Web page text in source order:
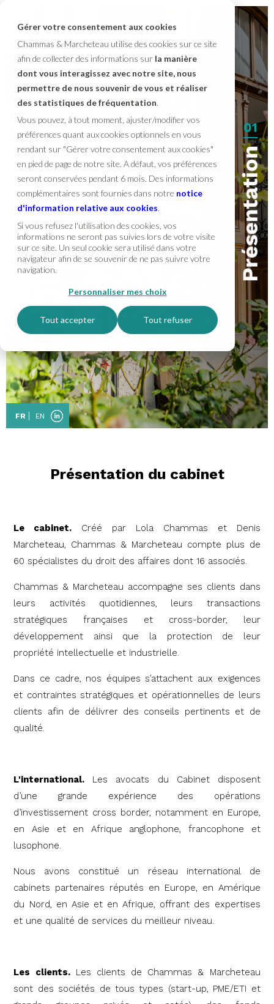
Gérer votre consentement aux cookies
Chammas & Marcheteau utilise des cookies sur ce site
afin de collecter des informations sur la manière
dont vous interagissez avec notre site, nous
permettre de nous souvenir de vous et réaliser
des statistiques de fréquentation.
Vous pouvez, à tout moment, ajuster/modifier vos
préférences quant aux cookies optionnels en vous
rendant sur "Gérer votre consentement aux cookies"
en pied de page de notre site. A défaut, vos préférences
seront conservées pendant 6 mois. Des informations
complémentaires sont fournies dans notre notice
d'information relative aux cookies.
Si vous refusez l'utilisation des cookies, vos
informations ne seront pas suivies lors de votre visite
sur ce site. Un seul cookie sera utilisé dans votre
navigateur afin de se souvenir de ne pas suivre votre
navigation.
Personnaliser mes choix
Tout accepter Tout refuser
FR EN
Présentation du cabinet
Le cabinet. Créé par Lola Chammas et Denis
Marcheteau, Chammas & Marcheteau compte plus de
60 spécialistes du droit des affaires dont 16 associés.
Chammas & Marcheteau accompagne ses clients dans
leurs activités quotidiennes, leurs transactions
stratégiques françaises et cross-border, leur
développement ainsi que la protection de leur
propriété intellectuelle et industrielle.
Dans ce cadre, nos équipes s’attachent aux exigences
et contraintes stratégiques et opérationnelles de leurs
clients afin de délivrer des conseils pertinents et de
qualité.
L'international. Les avocats du Cabinet disposent
d’une grande expérience des opérations
d’investissement cross border, notamment en Europe,
en Asie et en Afrique anglophone, francophone et
lusophone.
Nous avons constitué un réseau international de
cabinets partenaires réputés en Europe, en Amérique
du Nord, en Asie et en Afrique, offrant des expertises
et une qualité de services du meilleur niveau.
Les clients.Les clients de Chammas & Marcheteau
sont des sociétés de tous types (start-up, PME/ETI et